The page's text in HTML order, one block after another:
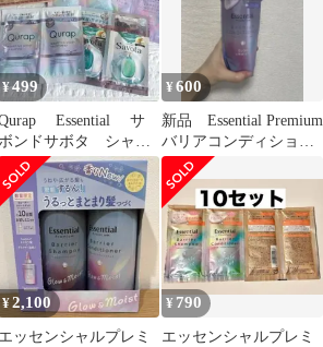
¥499
Essential サ
ンドサボタ シャン
ー・トリートメント
¥600
新品 Essential Premium
バリアコンディショナ
ー つめかえ用
¥2,100
エッセンシャルプレミ
¥ 790
エッセンシャルプレミ